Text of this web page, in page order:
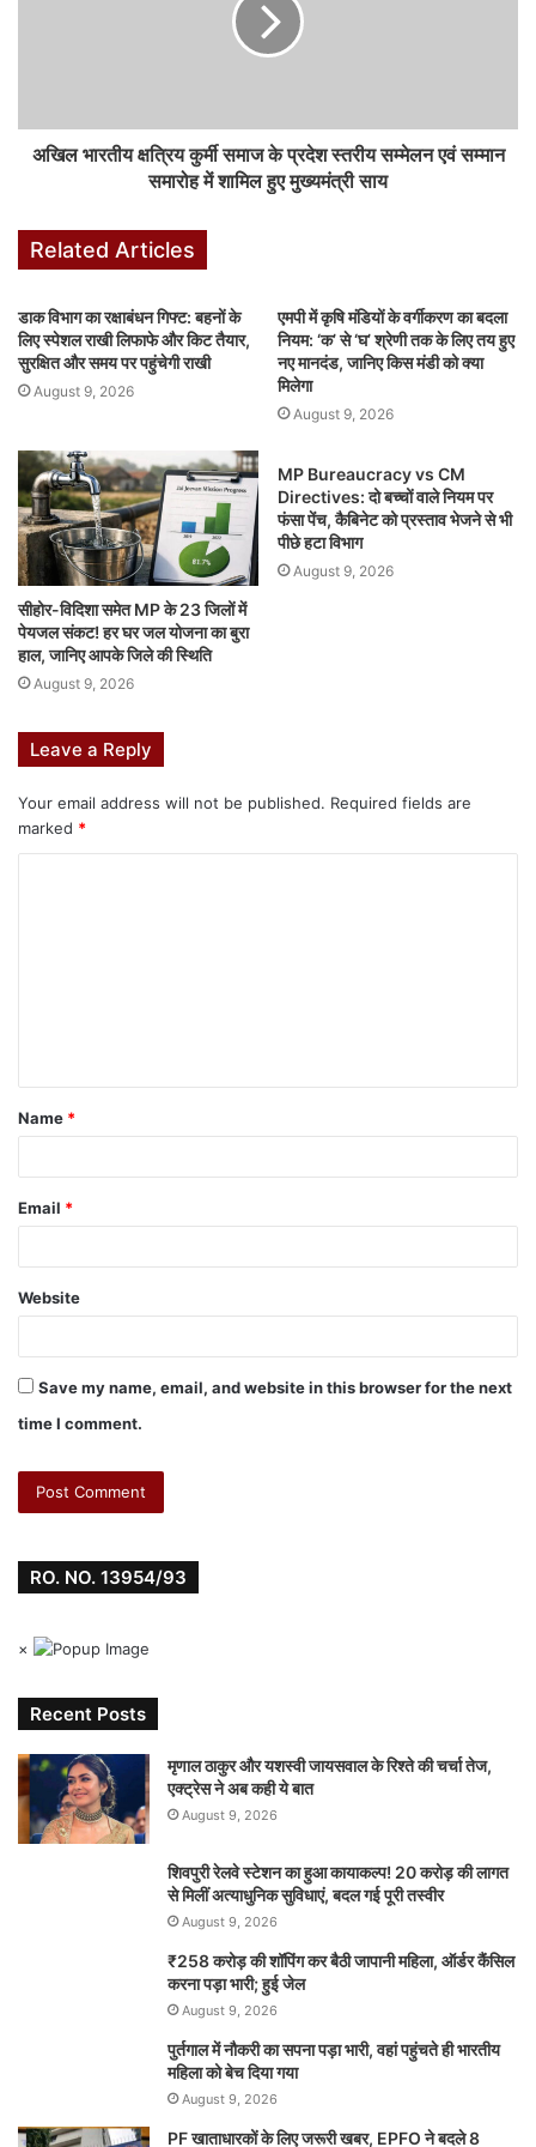
देकर मामला शांत कराया और बस को रवाना किया गया।
c
b
o
o
k
at
A
p
p
k
e
dI
n
M
s
s
er
m
bl
er
e
ar
अखिल भारतीय क्षत्रिय कुर्मी समाज के प्रदेश स्तरीय सम्मेलन एवं सम्मान
समारोह में शामिल हुए मुख्यमंत्री साय
Related Articles
डाक विभाग का रक्षाबंधन गिफ्ट: बहनों के
लिए स्पेशल राखी लिफाफे और किट तैयार,
सुरक्षित और समय पर पहुंचेगी राखी
August 9, 2026
एमपी में कृषि मंडियों के वर्गीकरण का बदला
नियम: ‘क’ से ‘घ’ श्रेणी तक के लिए तय हुए
नए मानदंड, जानिए किस मंडी को क्या
मिलेगा
August 9, 2026
सीहोर-विदिशा समेत MP के 23 जिलों में
पेयजल संकट! हर घर जल योजना का बुरा
हाल, जानिए आपके जिले की स्थिति
August 9, 2026
MP Bureaucracy vs CM
Directives: दो बच्चों वाले नियम पर
फंसा पेंच, कैबिनेट को प्रस्ताव भेजने से भी
पीछे हटा विभाग
August 9, 2026
Leave a Reply
Your email address will not be published. Required fields are
marked *
Name *
Email *
Website
Save my name, email, and website in this browser for the next
time I comment.
RO. NO. 13954/93
×
Recent Posts
मृणाल ठाकुर और यशस्वी जायसवाल के रिश्ते की चर्चा तेज,
एक्ट्रेस ने अब कही ये बात
August 9, 2026
शिवपुरी रेलवे स्टेशन का हुआ कायाकल्प! 20 करोड़ की लागत
से मिलीं अत्याधुनिक सुविधाएं, बदल गई पूरी तस्वीर
August 9, 2026
₹258 करोड़ की शॉपिंग कर बैठी जापानी महिला, ऑर्डर कैंसिल
करना पड़ा भारी; हुई जेल
August 9, 2026
पुर्तगाल में नौकरी का सपना पड़ा भारी, वहां पहुंचते ही भारतीय
महिला को बेच दिया गया
August 9, 2026
PF खाताधारकों के लिए जरूरी खबर, EPFO ने बदले 8